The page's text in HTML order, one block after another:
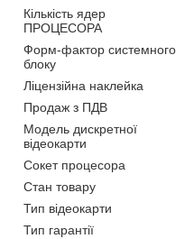
Кількість ядер
ПРОЦЕСОРА
Форм-фактор системного
блоку
Ліцензійна наклейка
Продаж з ПДВ
Модель дискретної
відеокарти
Сокет процесора
Стан товару
Тип відеокарти
Тип гарантії